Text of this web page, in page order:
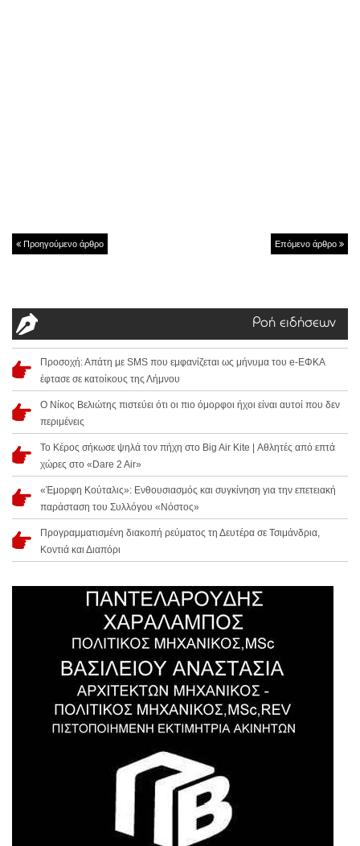
Προηγούμενο άρθρο Επόμενο άρθρο
Ροή ειδήσεων
Προσοχή: Απάτη με SMS που εμφανίζεται ως μήνυμα του e-ΕΦΚΑ
έφτασε σε κατοίκους της Λήμνου
Ο Νίκος Βελιώτης πιστεύει ότι οι πιο όμορφοι ήχοι είναι αυτοί που δεν
περιμένεις
Το Κέρος σήκωσε ψηλά τον πήχη στο Big Air Kite | Αθλητές από επτά
χώρες στο «Dare 2 Air»
«Έμορφη Κούταλις»: Ενθουσιασμός και συγκίνηση για την επετειακή
παράσταση του Συλλόγου «Νόστος»
Προγραμματισμένη διακοπή ρεύματος τη Δευτέρα σε Τσιμάνδρια,
Κοντιά και Διαπόρι